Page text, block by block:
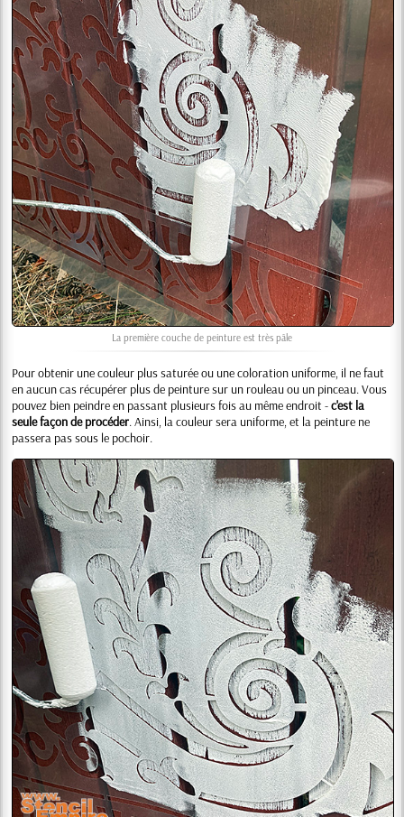
La première couche de peinture est très pâle
Pour obtenir une couleur plus saturée ou une coloration uniforme, il ne faut
en aucun cas récupérer plus de peinture sur un rouleau ou un pinceau. Vous
pouvez bien peindre en passant plusieurs fois au même endroit -c'est la
seule façon de procéder. Ainsi, la couleur sera uniforme, et la peinture ne
passera pas sous le pochoir.